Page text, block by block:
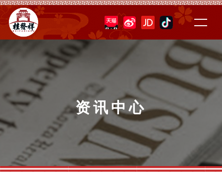
资讯中心